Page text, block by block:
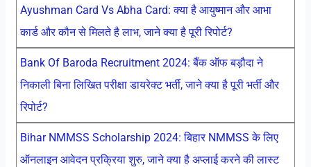
Ayushman Card Vs Abha Card: क्या है आयुष्मान और आभा
कार्ड और कौन से मिलते है लाभ, जाने क्या है पूरी रिपोर्ट?
Bank Of Baroda Recruitment 2024: बैंक ऑफ बड़ौदा ने
निकाली बिना लिखित परीक्षा डायरेक्ट भर्ती, जाने क्या है पूरी भर्ती और
रिपोर्ट?
Bihar NMMSS Scholarship 2024: बिहार NMMSS के लिए
ऑनलाइन आवेदन प्रक्रिया शुरु, जाने क्या है अप्लाई करने की लास्ट